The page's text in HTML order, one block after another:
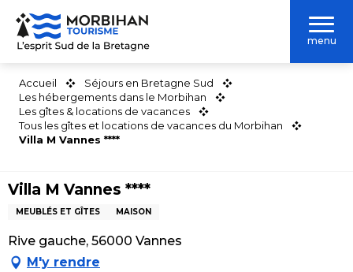
Aller
contenu
menu
Accueil
Séjours en Bretagne Sud
Les hébergements dans le Morbihan
Les gîtes & locations de vacances
Tous les gîtes et locations de vacances du Morbihan
Villa M Vannes ****
Villa M Vannes ****
MEUBLÉS ET GÎTES MAISON
Rive gauche, 56000 Vannes
M'y rendre